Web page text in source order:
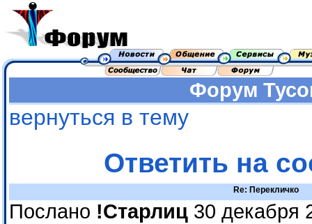
Форум
вернуться в тему
Ответить на
Re: Перекличко
Послано !Старлиц 30 декабря